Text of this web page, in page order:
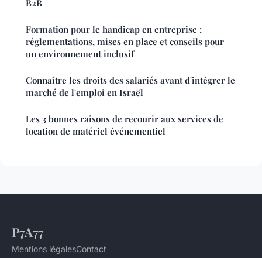
B2B
Formation pour le handicap en entreprise :
réglementations, mises en place et conseils pour
un environnement inclusif
Connaître les droits des salariés avant d'intégrer le
marché de l'emploi en Israël
Les 3 bonnes raisons de recourir aux services de
location de matériel événementiel
P7A77
Mentions légalesContact